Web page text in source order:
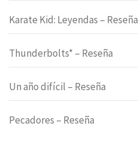
Karate Kid: Leyendas – Reseña
Thunderbolts* – Reseña
Un año difícil – Reseña
Pecadores – Reseña